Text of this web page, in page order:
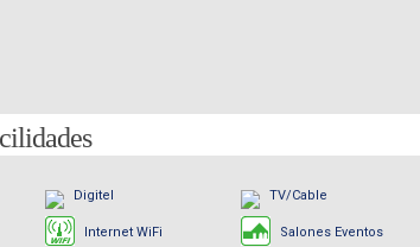
Digitel
Internet WiFi
TV/Cable
Salones Eventos